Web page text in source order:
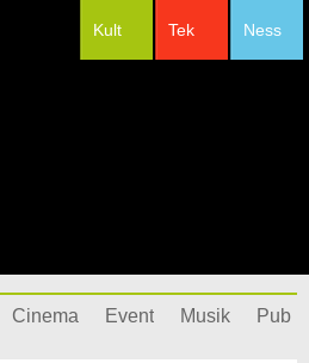
Ness
Tek
Kult
Cinema Event Musik Pub